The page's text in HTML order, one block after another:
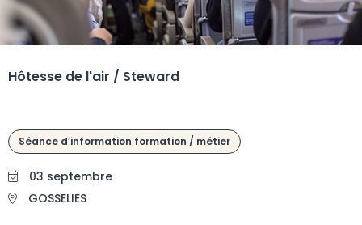
Hôtesse de l'air / Steward
Séance d’information formation / métier
03 septembre
GOSSELIES